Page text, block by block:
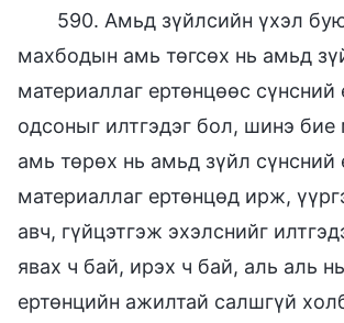
590. Амьд зүйлсийн үхэл
махбодын амь төгсөх нь амьд
материаллаг ертөнцөөс сүнсний
одсоныг илтгэдэг бол, шинэ
амь төрөх нь амьд зүйл сүнсний
материаллаг ертөнцөд ирж,
авч, гүйцэтгэж эхэлснийг
явах ч бай, ирэх ч бай, аль аль
ертөнцийн ажилтай салшгүй